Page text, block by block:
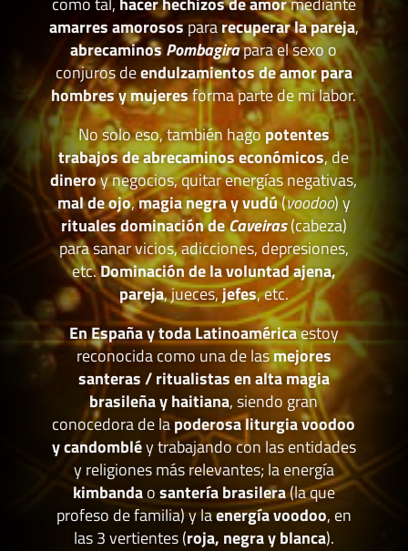
amarres amorosospararecuperar la pareja,
abrecaminosPombagirapara el sexo o
conjuros deendulzamientos de amor para
hombres y mujeresforma parte de mi labor.
No solo eso, también hagopotentes
trabajos de abrecaminos económicos, de
dineroy negocios, quitar energías negativas,
mal de ojo,magia negra y vudú(voodoo) y
rituales dominación deCaveiras(cabeza)
para sanar vicios, adicciones, depresiones,
etc.Dominación de la voluntad ajena,
pareja, jueces,jefes, etc.
En España y toda Latinoaméricaestoy
reconocida como una de lasmejores
santeras / ritualistas en alta magia
brasileña y haitiana, siendo gran
conocedora de lapoderosa liturgia voodoo
y candombléy trabajando con las entidades
y religiones más relevantes; la energía
kimbandaosantería brasilera(la que
profeso de familia) y laenergía voodoo, en
las 3 vertientes (roja, negra y blanca).